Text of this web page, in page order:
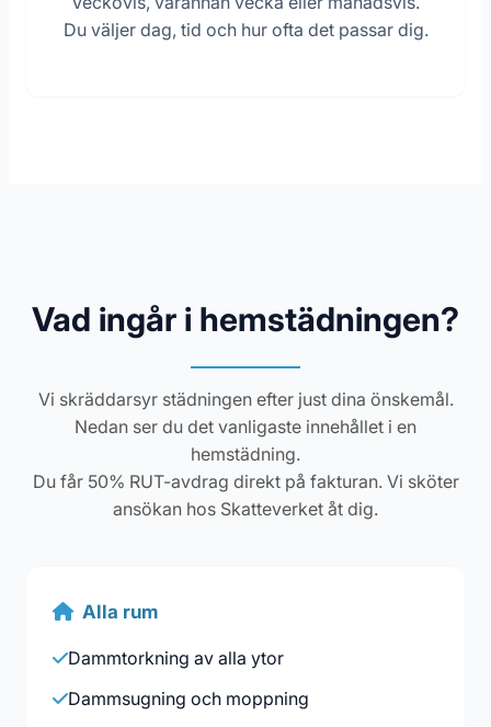
Du väljer dag, tid och hur ofta det passar dig.
Vad ingår i hemstädningen?
Vi skräddarsyr städningen efter just dina önskemål.
Nedan ser du det vanligaste innehållet i en
hemstädning.
Du får 50% RUT-avdrag direkt på fakturan. Vi sköter
ansökan hos Skatteverket åt dig.
Alla rum
Dammtorkning av alla ytor
Dammsugning och moppning